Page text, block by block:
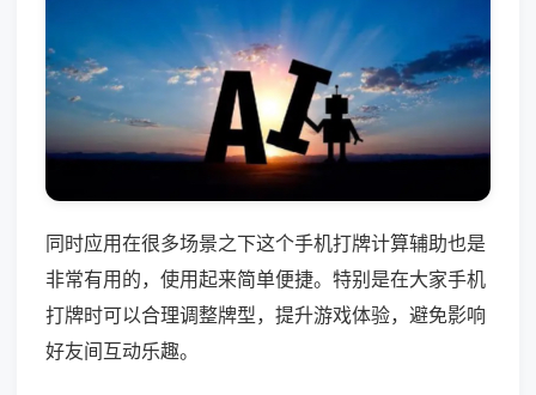
同时应用在很多场景之下这个手机打牌计算辅助也是
非常有用的，使用起来简单便捷。特别是在大家手机
打牌时可以合理调整牌型，提升游戏体验，避免影响
好友间互动乐趣。